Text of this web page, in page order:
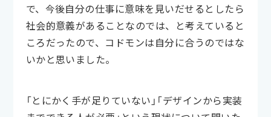
で、今後自分の仕事に意味を見いだせるとしたら
社会的意義があることなのでは、と考えていると
ころだったので、コドモンは自分に合うのではな
いかと思いました。
「とにかく手が足りていない」「デザインから実装